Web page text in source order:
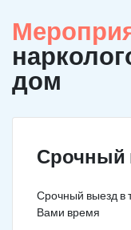
дом
Срочный
Срочный выезд в
Вами время